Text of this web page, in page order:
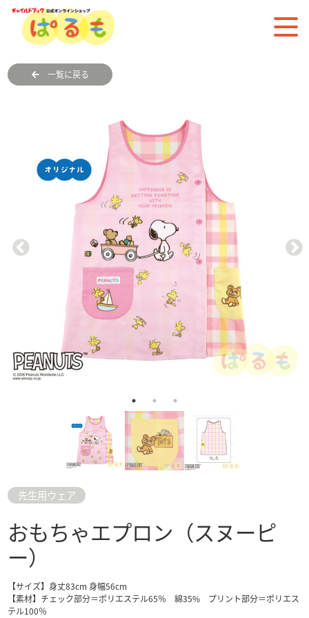
一覧に戻る
先生用ウェア
おもちゃエプロン（スヌーピ
ー）
【サイズ】身丈83cm 身幅56cm
【素材】チェック部分＝ポリエステル65％ 綿35% プリント部分＝ポリエス
テル100％